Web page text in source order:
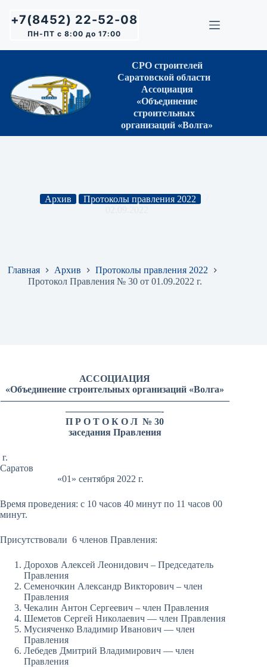
сути+7(8452) 22-52-08
ПН-ПТ с 8:00 до 17:00
СРО строителей
Саратовской области
Ассоциация
«Объединение
строительных
организаций «Волга»
Архив
Протоколы правления 2022
Главная Архив
Протоколы правления 2022
Протокол Правления № 30 от 01.09.2022 г.
АССОЦИАЦИЯ
«Объединение строительных организаций «Волга»
————————————————————————
——————————-
П Р О Т О К О Л № 30
заседания Правления
г.
Саратов
«01» сентября 2022 г.
Время проведения: с 10 часов 40 минут по 11 часов 00
минут.
Присутствовали 6 членов Правления:
Дорохов Алексей Леонидович – Председатель
Правления
Семеночкин Александр Викторович – член
Правления
Чекалин Антон Сергеевич – член Правления
Шеметов Сергей Николаевич — член Правления
Мусияченко Владимир Иванович — член
Правления
Лебедев Дмитрий Владимирович — член
Правления